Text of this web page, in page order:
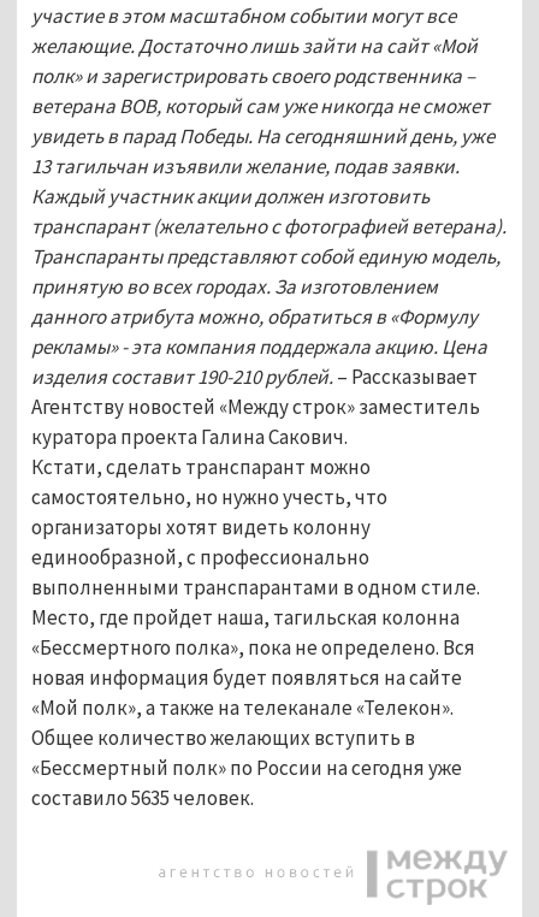
участие в этом масштабном событии могут все
желающие. Достаточно лишь зайти на сайт «Мой
полк» и зарегистрировать своего родственника –
ветерана ВОВ, который сам уже никогда не сможет
увидеть в парад Победы. На сегодняшний день, уже
13 тагильчан изъявили желание, подав заявки.
Каждый участник акции должен изготовить
транспарант (желательно с фотографией ветерана).
Транспаранты представляют собой единую модель,
принятую во всех городах. За изготовлением
данного атрибута можно, обратиться в «Формулу
рекламы» - эта компания поддержала акцию. Цена
изделия составит 190-210 рублей.– Рассказывает
Агентству новостей «Между строк» заместитель
куратора проекта Галина Сакович.
Кстати, сделать транспарант можно
самостоятельно, но нужно учесть, что
организаторы хотят видеть колонну
единообразной, с профессионально
выполненными транспарантами в одном стиле.
Место, где пройдет наша, тагильская колонна
«Бессмертного полка», пока не определено. Вся
новая информация будет появляться на сайте
«Мой полк», а также на телеканале «Телекон».
Общее количество желающих вступить в
«Бессмертный полк» по России на сегодня уже
составило 5635 человек.